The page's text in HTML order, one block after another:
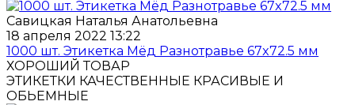
Савицкая Наталья Анатольевна
18 апреля 2022 13:22
1000 шт. Этикетка Мёд Разнотравье 67x72.5 мм
ХОРОШИЙ ТОВАР
ЭТИКЕТКИ КАЧЕСТВЕННЫЕ КРАСИВЫЕ И
ОБЬЕМНЫЕ